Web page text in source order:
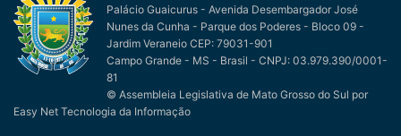
Palácio Guaicurus - Avenida Desembargador José
Nunes da Cunha - Parque dos Poderes - Bloco 09 -
Jardim Veraneio CEP: 79031-901
Campo Grande - MS - Brasil - CNPJ: 03.979.390/0001-
81
© Assembleia Legislativa de Mato Grosso do Sul por
Easy Net Tecnologia da Informação